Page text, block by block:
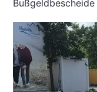
Bußgeldbescheide